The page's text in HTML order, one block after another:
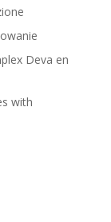
Deva en
with